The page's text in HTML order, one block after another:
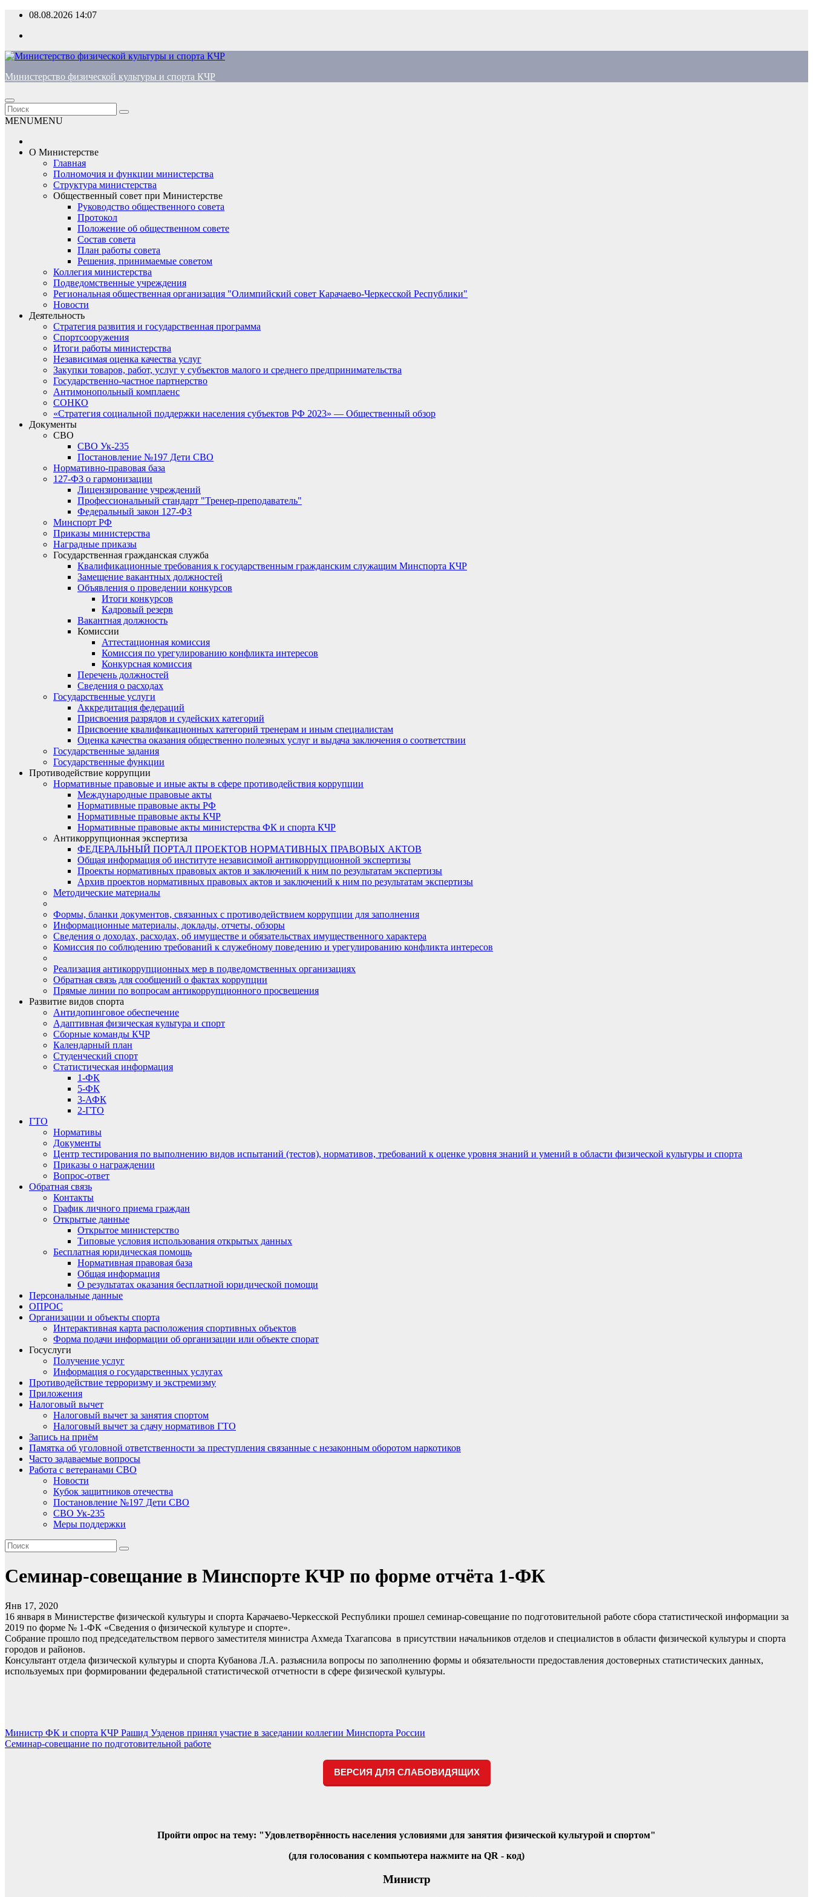
Перейти
содержимому
08.08.2026 14:07
Министерство физической культуры и спорта КЧР
MENUMENU
О Министерстве
Главная
Полномочия и функции министерства
Структура министерства
Общественный совет при Министерстве
Руководство общественного совета
Протокол
Положение об общественном совете
Состав совета
План работы совета
Решения, принимаемые советом
Коллегия министерства
Подведомственные учреждения
Региональная общественная организация "Олимпийский совет Карачаево-Черкесской Республики"
Новости
Деятельность
Стратегия развития и государственная программа
Спортсооружения
Итоги работы министерства
Независимая оценка качества услуг
Закупки товаров, работ, услуг у субъектов малого и среднего предпринимательства
Государственно-частное партнерство
Антимонопольный комплаенс
СОНКО
«Стратегия социальной поддержки населения субъектов РФ 2023» — Общественный обзор
Документы
СВО
СВО Ук-235
Постановление №197 Дети СВО
Нормативно-правовая база
127-ФЗ о гармонизации
Лицензирование учреждений
Профессиональный стандарт "Тренер-преподаватель"
Федеральный закон 127-ФЗ
Минспорт РФ
Приказы министерства
Наградные приказы
Государственная гражданская служба
Квалификационные требования к государственным гражданским служащим Минспорта КЧР
Замещение вакантных должностей
Объявления о проведении конкурсов
Итоги конкурсов
Кадровый резерв
Вакантная должность
Комиссии
Аттестационная комиссия
Комиссия по урегулированию конфликта интересов
Конкурсная комиссия
Перечень должностей
Сведения о расходах
Государственные услуги
Аккредитация федераций
Присвоения разрядов и судейских категорий
Присвоение квалификационных категорий тренерам и иным специалистам
Оценка качества оказания общественно полезных услуг и выдача заключения о соответствии
Государственные задания
Государственные функции
Противодействие коррупции
Нормативные правовые и иные акты в сфере противодействия коррупции
Международные правовые акты
Нормативные правовые акты РФ
Нормативные правовые акты КЧР
Нормативные правовые акты министерства ФК и спорта КЧР
Антикоррупционная экспертиза
ФЕДЕРАЛЬНЫЙ ПОРТАЛ ПРОЕКТОВ НОРМАТИВНЫХ ПРАВОВЫХ АКТОВ
Общая информация об институте независимой антикоррупционной экспертизы
Проекты нормативных правовых актов и заключений к ним по результатам экспертизы
Архив проектов нормативных правовых актов и заключений к ним по результатам экспертизы
Методические материалы
Формы, бланки документов, связанных с противодействием коррупции для заполнения
Информационные материалы, доклады, отчеты, обзоры
Сведения о доходах, расходах, об имуществе и обязательствах имущественного характера
Комиссия по соблюдению требований к служебному поведению и урегулированию конфликта интересов
Реализация антикоррупционных мер в подведомственных организациях
Обратная связь для сообщений о фактах коррупции
Прямые линии по вопросам антикоррупционного просвещения
Развитие видов спорта
Антидопинговое обеспечение
Адаптивная физическая культура и спорт
Сборные команды КЧР
Календарный план
Студенческий спорт
Статистическая информация
1-ФК
5-ФК
3-АФК
2-ГТО
ГТО
Нормативы
Документы
Центр тестирования по выполнению видов испытаний (тестов), нормативов, требований к оценке уровня знаний и умений в области физической культуры и спорта
Приказы о награждении
Вопрос-ответ
Обратная связь
Контакты
График личного приема граждан
Открытые данные
Открытое министерство
Типовые условия использования открытых данных
Бесплатная юридическая помощь
Нормативная правовая база
Общая информация
О результатах оказания бесплатной юридической помощи
Персональные данные
ОПРОС
Организации и объекты спорта
Интерактивная карта расположения спортивных объектов
Форма подачи информации об организации или объекте спорат
Госуслуги
Получение услуг
Информация о государственных услугах
Противодействие терроризму и экстремизму
Приложения
Налоговый вычет
Налоговый вычет за занятия спортом
Налоговый вычет за сдачу нормативов ГТО
Запись на приём
Памятка об уголовной ответственности за преступления связанные с незаконным оборотом наркотиков
Часто задаваемые вопросы
Работа с ветеранами СВО
Новости
Кубок защитников отечества
Постановление №197 Дети СВО
СВО Ук-235
Меры поддержки
Семинар-совещание в Минспорте КЧР по форме отчёта 1-ФК
Янв 17, 2020
16 января в Министерстве физической культуры и спорта Карачаево-Черкесской Республики прошел семинар-совещание по подготовительной работе сбора статистической информации за
2019 по форме № 1-ФК «Сведения о физической культуре и спорте».
Собрание прошло под председательством первого заместителя министра Ахмеда Тхагапсова в присутствии начальников отделов и специалистов в области физической культуры и спорта
городов и районов.
Консультант отдела физической культуры и спорта Кубанова Л.А. разъяснила вопросы по заполнению формы и обязательности предоставления достоверных статистических данных,
используемых при формировании федеральной статистической отчетности в сфере физической культуры.
Навигация
по
Министр ФК и спорта КЧР Рашид Узденов принял участие в заседании коллегии Минспорта России
Семинар-совещание по подготовительной работе
ВЕРСИЯ ДЛЯ СЛАБОВИДЯЩИХ
Пройти опрос на тему: "Удовлетворённость населения условиями для занятия физической культурой и спортом"
(для голосования с компьютера нажмите на QR - код)
Министр